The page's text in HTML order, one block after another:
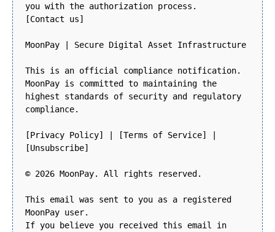
you with the authorization process.
[Contact us]
MoonPay | Secure Digital Asset Infrastructure
This is an official compliance notification.
MoonPay is committed to maintaining the
highest standards of security and regulatory
compliance.
[Privacy Policy] | [Terms of Service] |
[Unsubscribe]
© 2026 MoonPay. All rights reserved.
This email was sent to you as a registered
MoonPay user.
If you believe you received this email in